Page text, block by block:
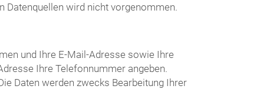
Datenquellen wird nicht vorgenommen.
und Ihre E-Mail-Adresse sowie Ihre
Ihre Telefonnummer angeben.
Daten werden zwecks Bearbeitung Ihrer